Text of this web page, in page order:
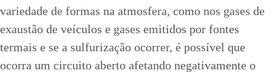
variedade de formas na atmosfera, como nos gases de
exaustão de veículos e gases emitidos por fontes
termais e se a sulfurização ocorrer, é possível que
ocorra um circuito aberto afetando negativamente o